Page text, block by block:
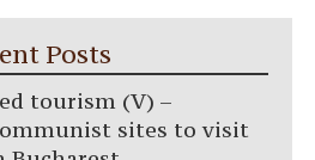
Posts
tourism (V) –
sites to visit